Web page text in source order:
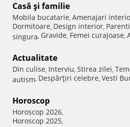
Casă şi familie
Mobila bucatarie, Amenajari
Dormitoare, Design interior,
singura, Gravide, Femei curajoase,
Actualitate
Din culise, Interviu, Stirea zilei,
autism, Despărţiri celebre, Vesti
Horoscop
Horoscop 2026,
Horoscop 2025,